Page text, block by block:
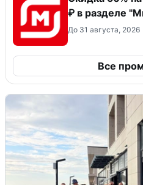
₽ в разделе
До 31 августа, 2026
Все